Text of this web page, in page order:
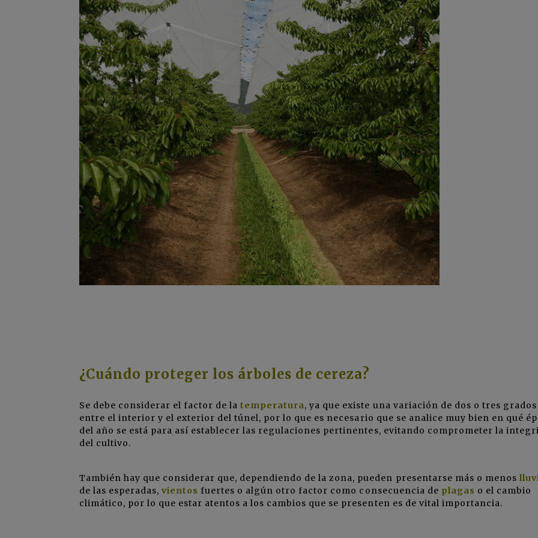
¿Cuándo proteger los árboles de cereza?
Se debe considerar el factor de latemperatura, ya que existe una variación de dos o tres grados
entre el interior y el exterior del túnel, por lo que es necesario que se analice muy bien en qué
del año se está para así establecer las regulaciones pertinentes, evitando comprometer la
del cultivo.
También hay que considerar que, dependiendo de la zona, pueden presentarse más o menos
de las esperadas,vientos fuertes o algún otro factor como consecuencia de plagas o el cambio
climático, por lo que estar atentos a los cambios que se presenten es de vital importancia.